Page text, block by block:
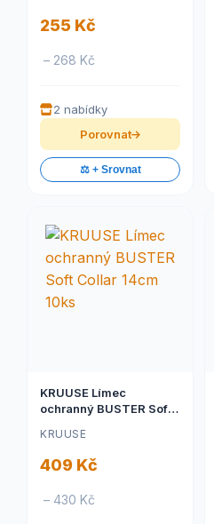
255 Kč
– 268 Kč
2 nabídky
Porovnat
⚖️ + Srovnat
KRUUSE Límec
ochranný BUSTER Soft
KRUUSE
409 Kč
– 430 Kč